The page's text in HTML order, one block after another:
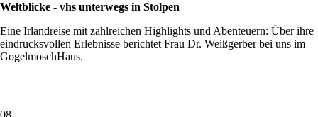
Weltblicke - vhs unterwegs in Stolpen
Eine Irlandreise mit zahlreichen Highlights und Abenteuern: Über ihre
eindrucksvollen Erlebnisse berichtet Frau Dr. Weißgerber bei uns im
GogelmoschHaus.